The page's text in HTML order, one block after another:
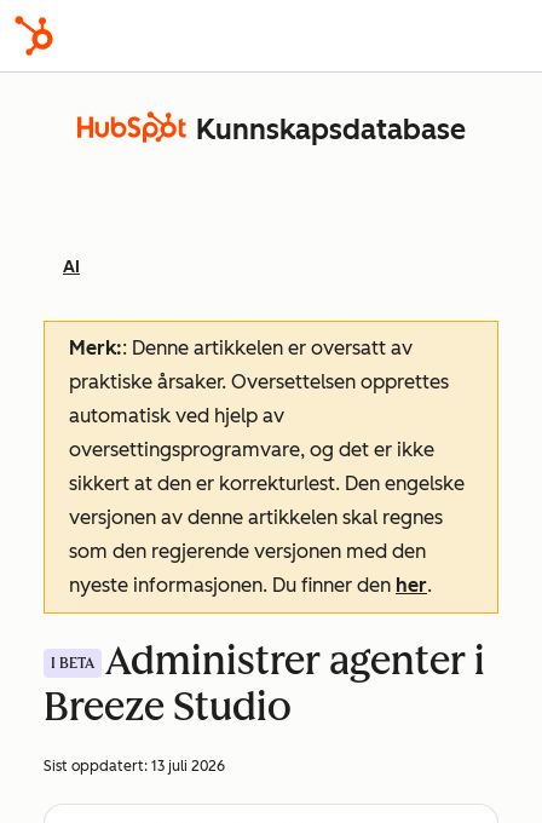
Kunnskapsdatabase
AI
Merk:: Denne artikkelen er oversatt av
praktiske årsaker. Oversettelsen opprettes
automatisk ved hjelp av
oversettingsprogramvare, og det er ikke
sikkert at den er korrekturlest. Den engelske
versjonen av denne artikkelen skal regnes
som den regjerende versjonen med den
nyeste informasjonen. Du finner den her.
I BETA
Administrer agenter i
Breeze Studio
Sist oppdatert: 13 juli 2026